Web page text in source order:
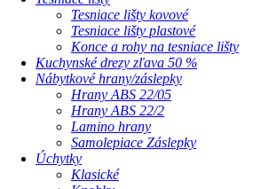
Tesniace lišty kovové
Tesniace lišty plastové
Konce a rohy na tesniace lišty
Kuchynské drezy zľava 50 %
Nábytkové hrany/záslepky
Hrany ABS 22/05
Hrany ABS 22/2
Lamino hrany
Samolepiace Záslepky
Úchytky
Klasické